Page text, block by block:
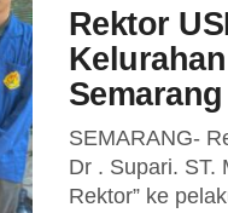
Rektor
Semarang
SEMARANG-
Dr . Supari. ST.
Rektor” ke